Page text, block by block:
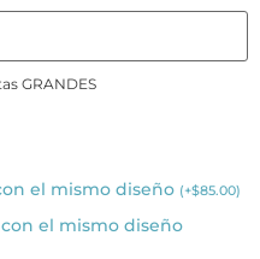
GRANDES
el mismo diseño (+$85.00)
el mismo diseño